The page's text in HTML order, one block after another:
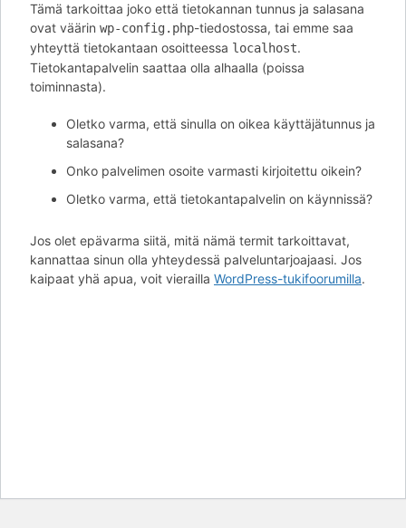
Tämä tarkoittaa joko että tietokannan tunnus ja salasana
ovat väärin wp-config.php-tiedostossa, tai emme saa
yhteyttä tietokantaan osoitteessa localhost.
Tietokantapalvelin saattaa olla alhaalla (poissa
toiminnasta).
Oletko varma, että sinulla on oikea käyttäjätunnus ja
salasana?
Onko palvelimen osoite varmasti kirjoitettu oikein?
Oletko varma, että tietokantapalvelin on käynnissä?
Jos olet epävarma siitä, mitä nämä termit tarkoittavat,
kannattaa sinun olla yhteydessä palveluntarjoajaasi. Jos
kaipaat yhä apua, voit vierailla WordPress-tukifoorumilla.